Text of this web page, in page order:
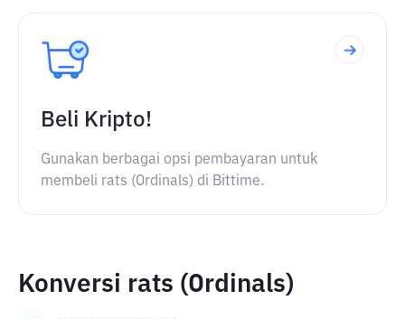
Beli Kripto!
Gunakan berbagai opsi pembayaran untuk
membeli rats (Ordinals) di Bittime.
Konversi rats (Ordinals)